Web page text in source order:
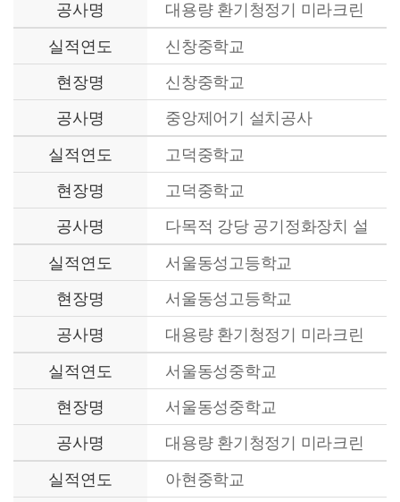
공사명
대용량 환기청정기 미라크린
설치공사
실적연도
신창중학교
현장명
신창중학교
공사명
중앙제어기 설치공사
실적연도
고덕중학교
현장명
고덕중학교
공사명
다목적 강당 공기정화장치 설
치공사
실적연도
서울동성고등학교
현장명
서울동성고등학교
공사명
대용량 환기청정기 미라크린
설치공사
실적연도
서울동성중학교
현장명
서울동성중학교
공사명
대용량 환기청정기 미라크린
설치공사
실적연도
아현중학교